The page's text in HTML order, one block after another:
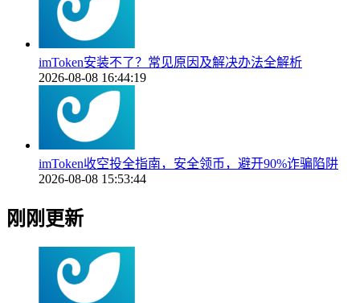
imToken安装不了？常见原因及解决办法全解析
2026-08-08 16:44:19
imToken收空投全指南，安全领币，避开90%诈骗陷阱
2026-08-08 15:53:44
刚刚更新